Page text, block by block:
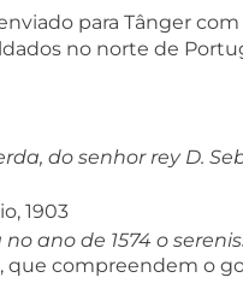
para Tânger
no norte de
do senhor rey D.
1903
ano de 1574 o
que compreendem o